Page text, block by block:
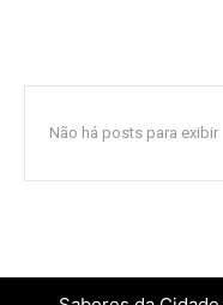
Não há posts para exibir